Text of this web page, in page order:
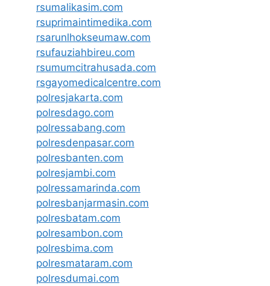
rsumalikasim.com
rsuprimaintimedika.com
rsarunlhokseumaw.com
rsufauziahbireu.com
rsumumcitrahusada.com
rsgayomedicalcentre.com
polresjakarta.com
polresdago.com
polressabang.com
polresdenpasar.com
polresbanten.com
polresjambi.com
polressamarinda.com
polresbanjarmasin.com
polresbatam.com
polresambon.com
polresbima.com
polresmataram.com
polresdumai.com